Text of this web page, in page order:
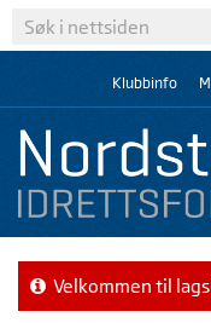
Klubbinfo
Velkommen til